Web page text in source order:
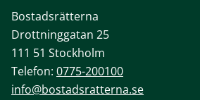
Bostadsrätterna
Drottninggatan 25
111 51 Stockholm
Telefon: 0775-200100
info@bostadsratterna.se